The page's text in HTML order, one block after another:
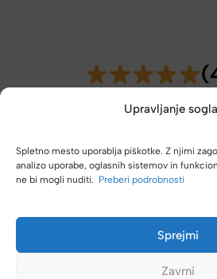
Upravljanje
Spletno mesto uporablja piškotke. Z njimi
analizo uporabe, oglasnih sistemov in
ne bi mogli nuditi. Preberi podrobnosti
Sprejmi
Zavrni
izbire.
Naročanje pri vas je enostavno,
Torbico že nosim, je takšna kot sem
prijetna za nošenje. Hvala